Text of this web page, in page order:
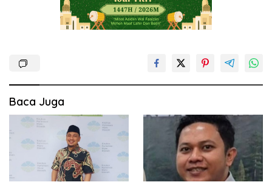
Baca Juga